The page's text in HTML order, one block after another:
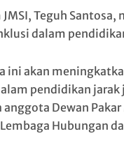
Teguh Santosa,
dalam
ini akan
pendidikan jarak
Dewan
Hubungan